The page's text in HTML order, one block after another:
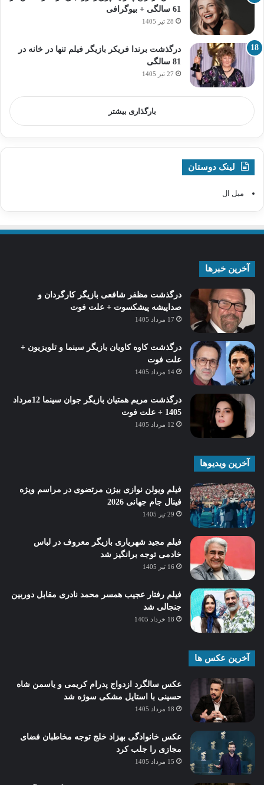
61 سالگی + بیوگرافی
28 تیر 1405
درگذشت برندا فریکر بازیگر فیلم تنها در خانه در
81 سالگی
27 تیر 1405
بارگذاری بیشتر
لینک دوستان
مبل ال
آخرین خبرها
درگذشت مظفر شافعی بازیگر کارگردان و
صداپیشه پیشکسوت + علت فوت
17 مرداد 1405
درگذشت کاوه کاویان بازیگر سینما و تلویزیون +
علت فوت
14 مرداد 1405
درگذشت مریم همتیان بازیگر جوان سینما 12مرداد
1405 + علت فوت
12 مرداد 1405
آخرین ویدیوها
فیلم ویولن نوازی بیژن مرتضوی در مراسم ویژه
فینال جام جهانی 2026
29 تیر 1405
فیلم مجید شهریاری بازیگر معروف در لباس
خادمی توجه برانگیز شد
16 تیر 1405
فیلم رفتار عجیب همسر محمد نادری مقابل دوربین
جنجالی شد
18 خرداد 1405
آخرین عکس ها
عکس سالگرد ازدواج پدرام کریمی و یاسمن شاه‌
حسینی با استایل مشکی سوژه شد
18 مرداد 1405
عکس خانوادگی بهزاد خلج توجه مخاطبان فضای
مجازی را جلب کرد
15 مرداد 1405